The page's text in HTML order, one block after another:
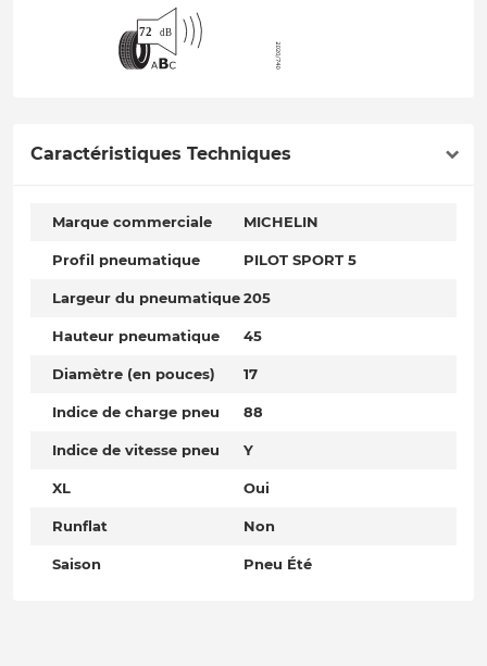
Caractéristiques Techniques
Marque commerciale MICHELIN
Profil pneumatique PILOT SPORT 5
Largeur du pneumatique205
Hauteur pneumatique 45
Diamètre (en pouces) 17
Indice de charge pneu 88
Indice de vitesse pneu Y
XL Oui
Runflat Non
Saison Pneu Été